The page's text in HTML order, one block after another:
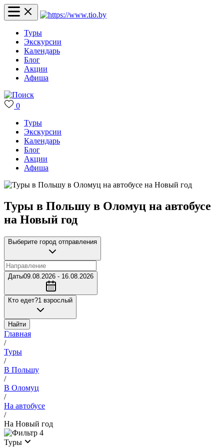
Туры
Экскурсии
Календарь
Блог
Акции
Афиша
0
Туры
Экскурсии
Календарь
Блог
Акции
Афиша
Туры в Польшу в Оломуц на автобусе
на Новый год
Выберите город отправления
Даты09.08.2026 - 16.08.2026
Кто едет?1 взрослый
Найти
Главная
/
Туры
/
В Польшу
/
В Оломуц
/
На автобусе
/
На Новый год
4
Туры